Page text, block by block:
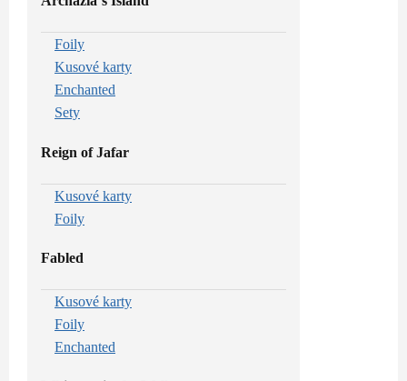
Foily
Kusové karty
Enchanted
Sety
Reign of Jafar
Kusové karty
Foily
Fabled
Kusové karty
Foily
Enchanted